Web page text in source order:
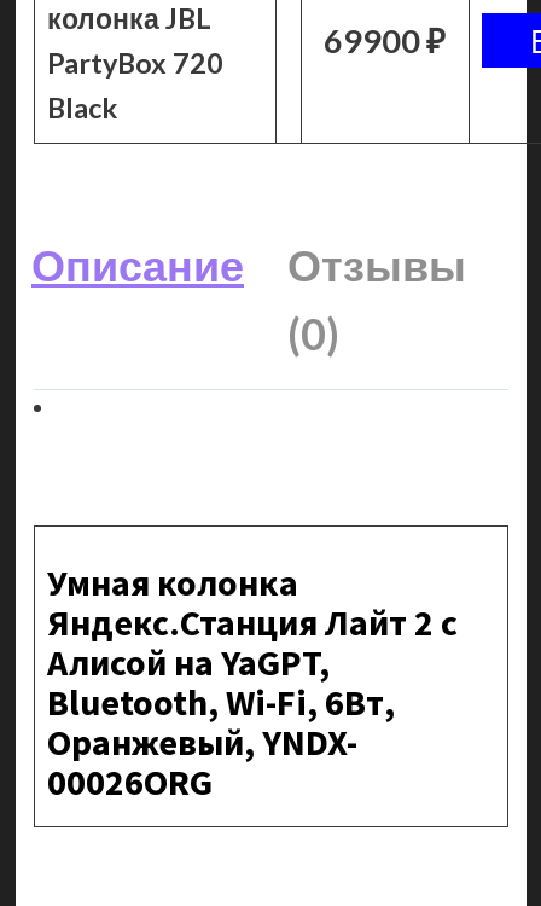
колонка JBL
PartyBox 720
Black
69900 ₽
Описание
Отзывы
(0)
Умная колонка
Яндекс.Станция Лайт 2 с
Алисой на YaGPT,
Bluetooth, Wi-Fi, 6Вт,
Оранжевый, YNDX-
00026ORG